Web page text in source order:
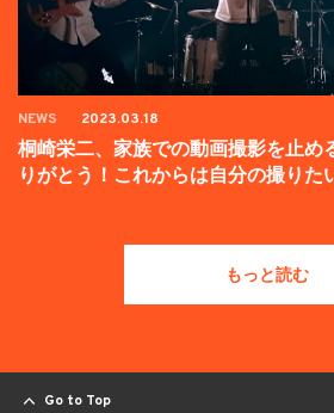
NEWS 2023.03.18
桐崎栄二、家族での動画撮影を止め
りがとう！これからは自分の撮りた
もっと読む
Go to Top